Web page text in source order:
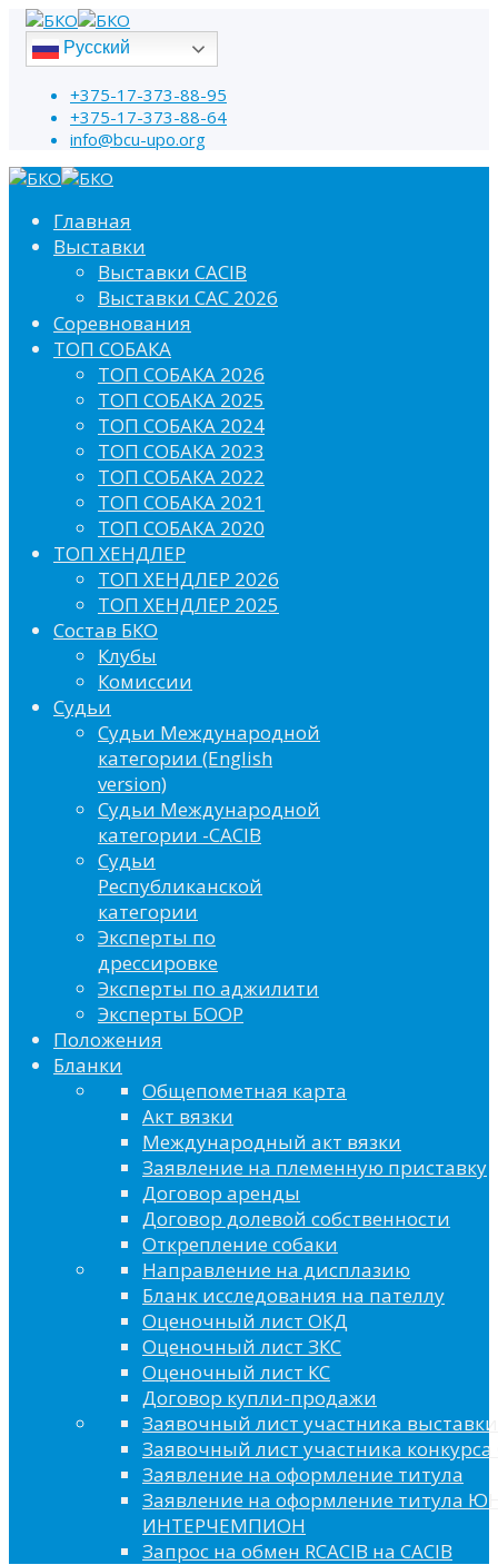
Русский
+375-17-373-88-95
+375-17-373-88-64
info@bcu-upo.org
Главная
Выставки
Выставки CACIB
Выставки САС 2026
Соревнования
ТОП СОБАКА
ТОП СОБАКА 2026
ТОП СОБАКА 2025
ТОП СОБАКА 2024
ТОП СОБАКА 2023
ТОП СОБАКА 2022
ТОП СОБАКА 2021
ТОП СОБАКА 2020
ТОП ХЕНДЛЕР
ТОП ХЕНДЛЕР 2026
ТОП ХЕНДЛЕР 2025
Состав БКО
Клубы
Комиссии
Судьи
Судьи Международной
категории (English
version)
Судьи Международной
категории -CACIB
Судьи
Республиканской
категории
Эксперты по
дрессировке
Эксперты по аджилити
Эксперты БООР
Положения
Бланки
Общепометная карта
Акт вязки
Международный акт вязки
Заявление на племенную приставку
Договор аренды
Договор долевой собственности
Открепление собаки
Направление на дисплазию
Бланк исследования на пателлу
Оценочный лист ОКД
Оценочный лист ЗКС
Оценочный лист КС
Договор купли-продажи
Заявочный лист участника выставки
Заявочный лист участника конкурса
Заявление на оформление титула
Заявление на оформление титула
ИНТЕРЧЕМПИОН
Запрос на обмен RCACIB на CACIB